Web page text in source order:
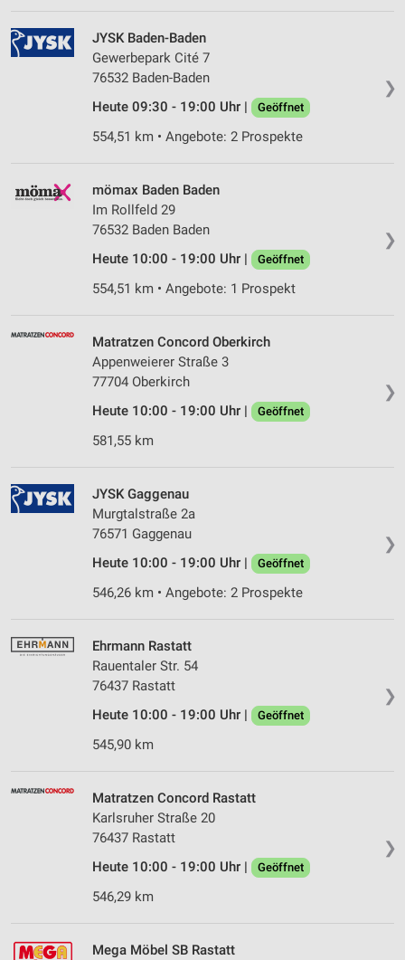
❯
JYSK Baden-Baden
Gewerbepark Cité 7
76532 Baden-Baden
Heute 09:30 - 19:00 Uhr |
Geöffnet
554,51 km • Angebote: 2 Prospekte
❯
mömax Baden Baden
Im Rollfeld 29
76532 Baden Baden
Heute 10:00 - 19:00 Uhr |
Geöffnet
554,51 km • Angebote: 1 Prospekt
❯
Matratzen Concord Oberkirch
Appenweierer Straße 3
77704 Oberkirch
Heute 10:00 - 19:00 Uhr |
Geöffnet
581,55 km
❯
JYSK Gaggenau
Murgtalstraße 2a
76571 Gaggenau
Heute 10:00 - 19:00 Uhr |
Geöffnet
546,26 km • Angebote: 2 Prospekte
❯
Ehrmann Rastatt
Rauentaler Str. 54
76437 Rastatt
Heute 10:00 - 19:00 Uhr |
Geöffnet
545,90 km
❯
Matratzen Concord Rastatt
Karlsruher Straße 20
76437 Rastatt
Heute 10:00 - 19:00 Uhr |
Geöffnet
546,29 km
Mega Möbel SB Rastatt